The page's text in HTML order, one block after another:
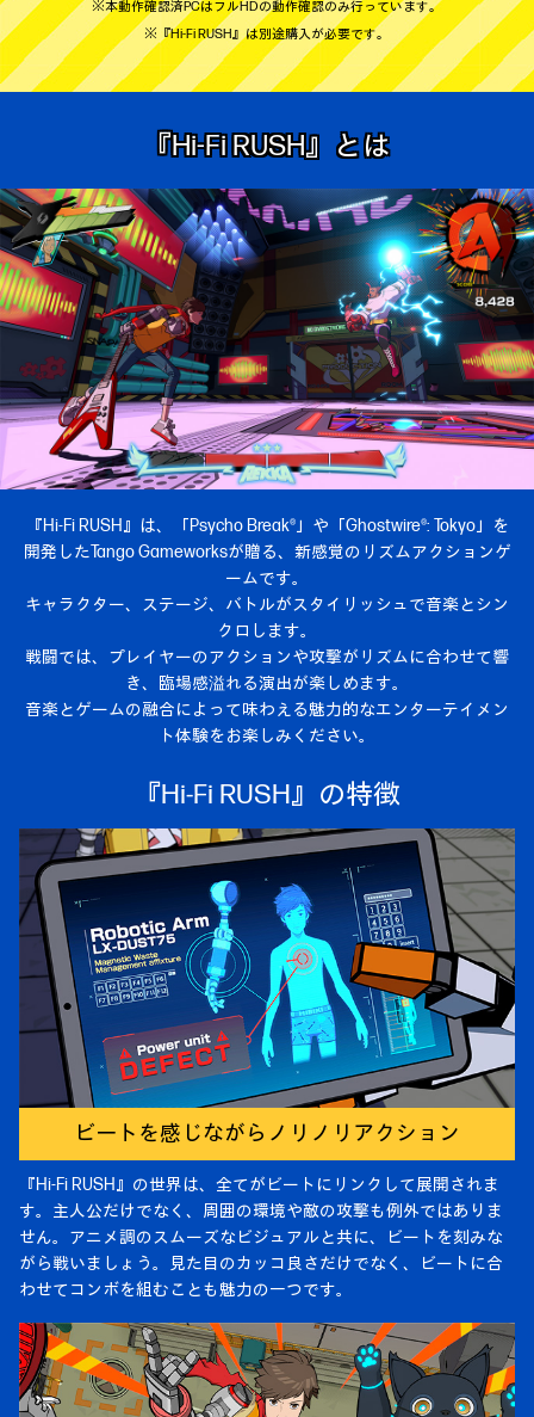
※本動作確認済PCはフルHDの動作確認のみ行っています。
※『Hi-Fi RUSH』は別途購入が必要です。
『Hi-Fi RUSH』とは
『Hi-Fi RUSH』は、「Psycho Break®」や「Ghostwire®: Tokyo」を
開発したTango Gameworksが贈る、新感覚のリズムアクションゲ
ームです。
キャラクター、ステージ、バトルがスタイリッシュで音楽とシン
クロします。
戦闘では、プレイヤーのアクションや攻撃がリズムに合わせて響
き、臨場感溢れる演出が楽しめます。
音楽とゲームの融合によって味わえる魅力的なエンターテイメン
ト体験をお楽しみください。
『Hi-Fi RUSH』の特徴
ビートを感じながらノリノリアクション
『Hi-Fi RUSH』の世界は、全てがビートにリンクして展開されま
す。主人公だけでなく、周囲の環境や敵の攻撃も例外ではありま
せん。アニメ調のスムーズなビジュアルと共に、ビートを刻みな
がら戦いましょう。見た目のカッコ良さだけでなく、ビートに合
わせてコンボを組むことも魅力の一つです。